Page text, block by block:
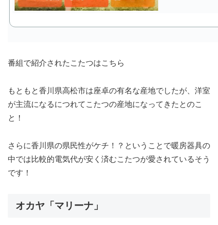
番組で紹介されたこたつはこちら
もともと香川県高松市は座卓の有名な産地でしたが、洋室
が主流になるにつれてこたつの産地になってきたとのこ
と！
さらに香川県の県民性がケチ！？ということで暖房器具の
中では比較的電気代が安く済むこたつが愛されているそう
です！
オカヤ「マリーナ」